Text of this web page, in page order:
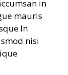
in
mauris
In
nisi